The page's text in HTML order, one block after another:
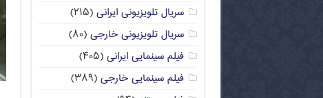
سریال تلویزیونی ایرانی (۲۱۵)
سریال تلویزیونی خارجی (۸۰)
فیلم سینمایی ایرانی (۴۰۵)
فیلم سینمایی خارجی (۳۸۹)